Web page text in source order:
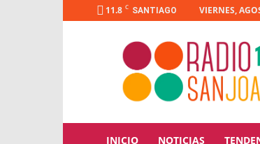
11.8 C SANTIAGO VIERNES,
Radio
Joaquín
INICIO NOTICIAS